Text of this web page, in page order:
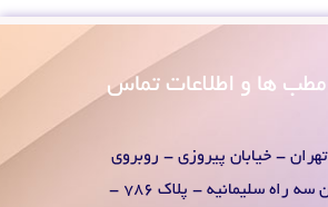
مطب ها و اطلاعات تماس
تهران - خیابان پیروزی - روبروی
پمپ بنزین سه راه سلیمانیه - پلاک 786 -